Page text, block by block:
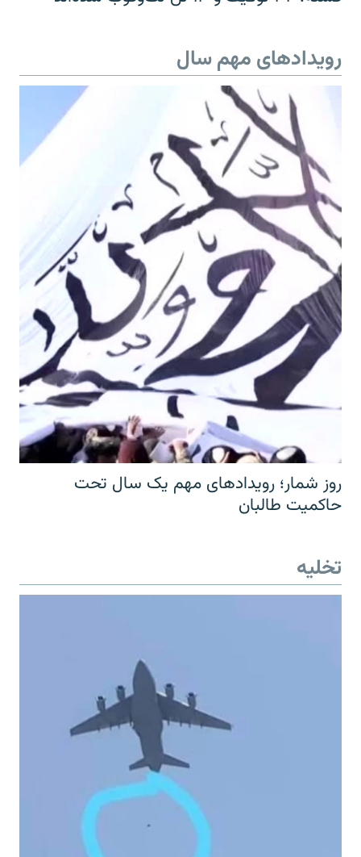
رویدادهای مهم سال
روز شمار؛ رویدادهای مهم یک سال تحت
حاکمیت طالبان
تخلیه